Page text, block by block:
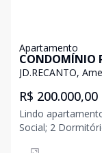
Apartamento
CONDOMÍNIO
AMERICANA -
JD.RECANTO,
R$ 200.000,00
Lindo
Social; 2